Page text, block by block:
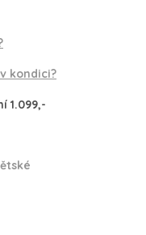
kondici?
1.099,-